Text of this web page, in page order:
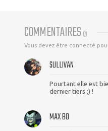
COMMENTAIRES (7)
Vous devez être connecté
SULLIVAN
Pourtant elle est
dernier tiers ;) !
MAX BO